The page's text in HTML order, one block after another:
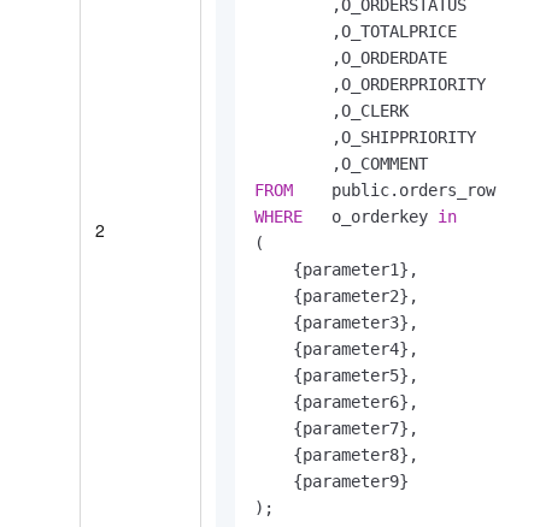
2
        ,O_ORDERSTATUS
        ,O_TOTALPRICE
        ,O_ORDERDATE
        ,O_ORDERPRIORITY
        ,O_CLERK
        ,O_SHIPPRIORITY
FROM
WHERE
   o_orderkey
in
(
    {parameter1},
    {parameter2},
    {parameter3},
    {parameter4},
    {parameter5},
    {parameter6},
    {parameter7},
    {parameter8},
    {parameter9}
);